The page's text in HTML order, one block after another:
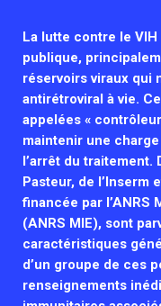
Collaboration avec
Cellule
Ouverte depuis
en RDC, elle reste
La Réunion.
Cellules
Retrouvez toutes
inactives.
La lutte contre le
publique,
réservoirs viraux qui
antirétroviral à vie.
appelées «
maintenir une
l’arrêt du traitement.
Pasteur, de l’Inserm
financée par
(ANRS MIE), sont
caractéristiques
d’un groupe de ces
renseignements